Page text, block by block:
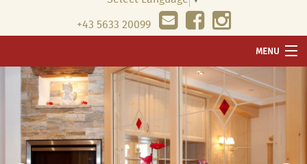
+43 5633 20099
MENU
WILLKOMMEN
UNSER HAUS
WELLNESS